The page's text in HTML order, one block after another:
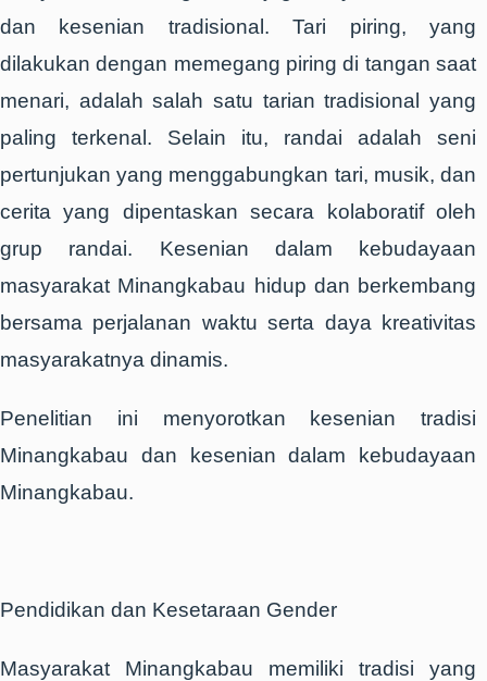
dan kesenian tradisional. Tari piring, yang
dilakukan dengan memegang piring di tangan saat
menari, adalah salah satu tarian tradisional yang
paling terkenal. Selain itu, randai adalah seni
pertunjukan yang menggabungkan tari, musik, dan
cerita yang dipentaskan secara kolaboratif oleh
grup randai. Kesenian dalam kebudayaan
masyarakat Minangkabau hidup dan berkembang
bersama perjalanan waktu serta daya kreativitas
masyarakatnya dinamis.
Penelitian ini menyorotkan kesenian tradisi
Minangkabau dan kesenian dalam kebudayaan
Minangkabau.
Pendidikan dan Kesetaraan Gender
Masyarakat Minangkabau memiliki tradisi yang